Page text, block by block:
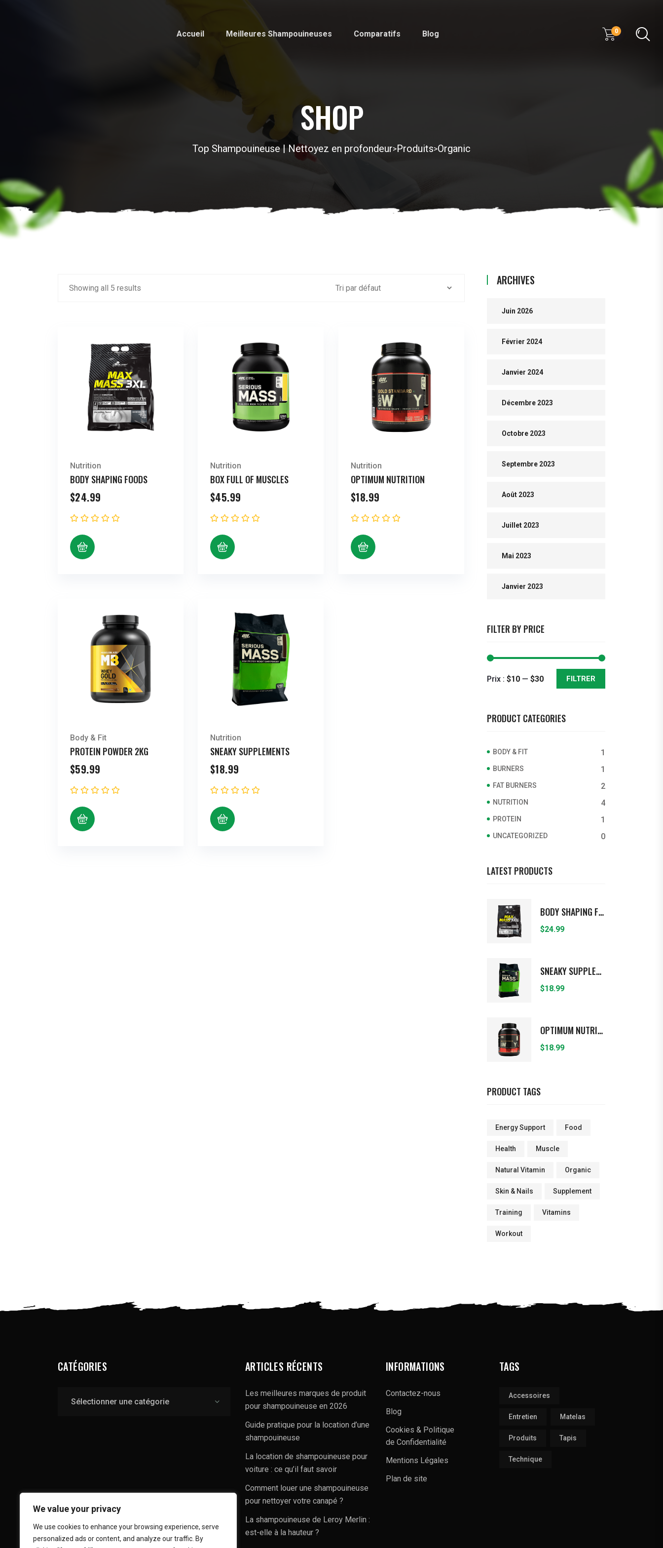
We value your privacy
We use cookies to enhance your browsing experience, serve
personalized ads or content, and analyze our traffic. By
Accueil Meilleures Shampouineuses Comparatifs Blog 0
SHOP
Top Shampouineuse | Nettoyez en profondeur>Produits>Organic
Showing all 5 results
Nutrition
BODY SHAPING FOODS
$24.99
Nutrition
BOX FULL OF MUSCLES
$45.99
Nutrition
OPTIMUM NUTRITION
$18.99
Body & Fit
PROTEIN POWDER 2KG
$59.99
Nutrition
SNEAKY SUPPLEMENTS
$18.99
ARCHIVES
Juin 2026
Février 2024
Janvier 2024
Décembre 2023
Octobre 2023
Septembre 2023
Août 2023
Juillet 2023
Mai 2023
Janvier 2023
FILTER BY PRICE
Prix
Prix
FILTRER
Prix : $10 — $30
PRODUCT CATEGORIES
BODY & FIT 1
BURNERS 1
FAT BURNERS 2
NUTRITION 4
PROTEIN 1
UNCATEGORIZED 0
LATEST PRODUCTS
BODY SHAPING FOODS
$24.99
SNEAKY SUPPLEMENTS
$18.99
OPTIMUM NUTRITION
$18.99
PRODUCT TAGS
Energy Support Food
Health Muscle
Natural Vitamin Organic
Skin & Nails Supplement
Training Vitamins
Workout
CATÉGORIES ARTICLES RÉCENTS
Les meilleures marques de produit
pour shampouineuse en 2026
Guide pratique pour la location d’une
shampouineuse
La location de shampouineuse pour
voiture : ce qu’il faut savoir
Comment louer une shampouineuse
pour nettoyer votre canapé ?
La shampouineuse de Leroy Merlin :
est-elle à la hauteur ?
INFORMATIONS
Contactez-nous
Blog
Cookies & Politique
de Confidentialité
Mentions Légales
Plan de site
TAGS
Accessoires
Entretien Matelas
Produits Tapis
Technique